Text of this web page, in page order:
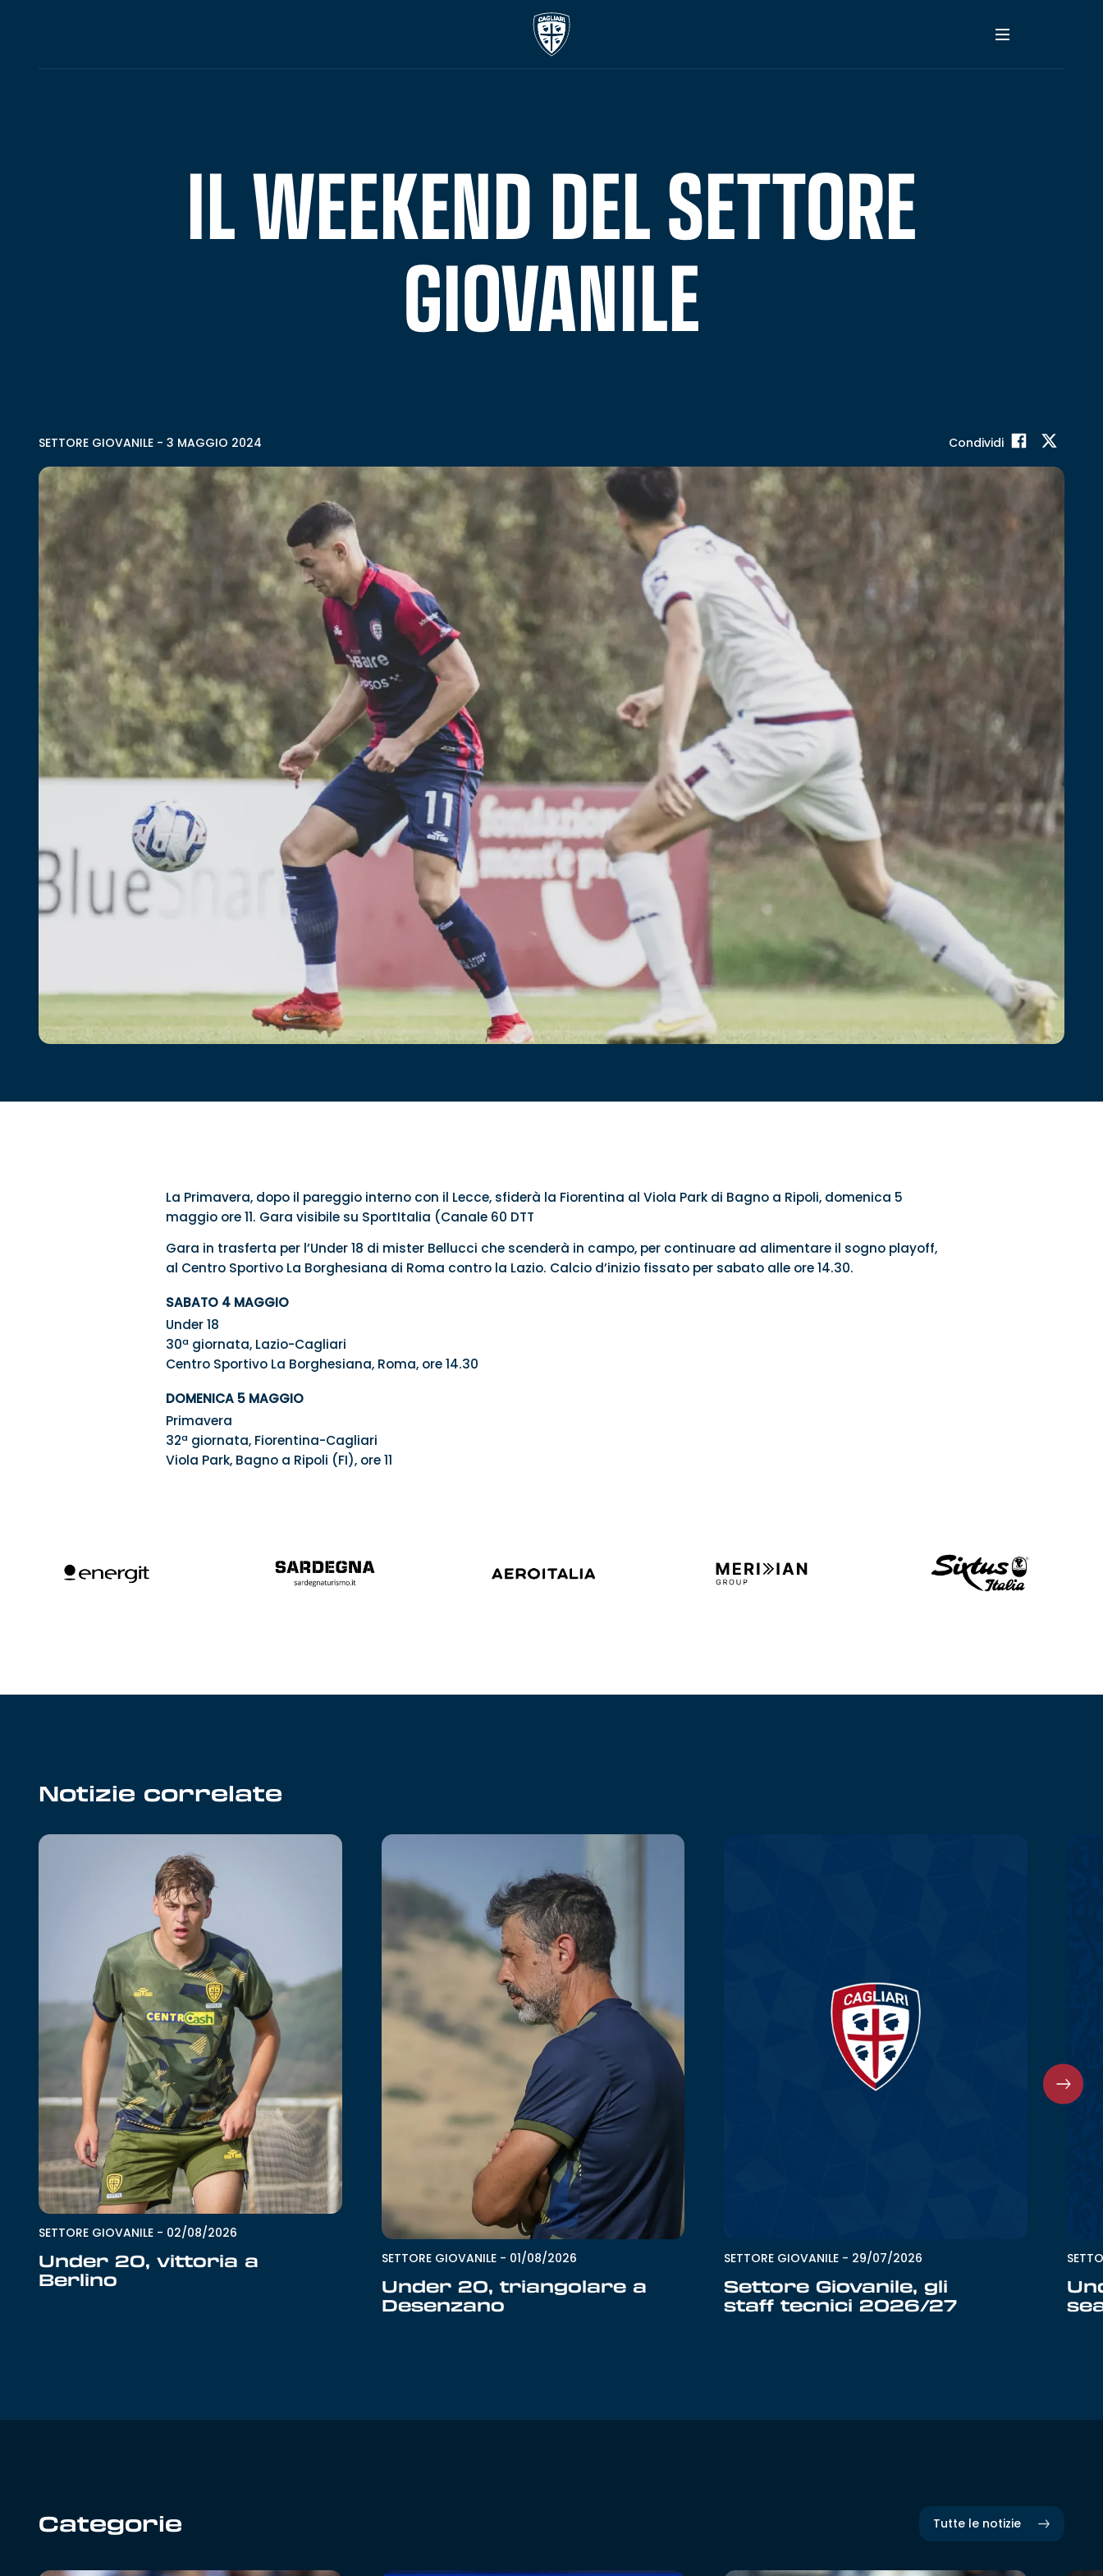
IL WEEKEND DEL SETTORE
GIOVANILE
SETTORE GIOVANILE - 3 MAGGIO 2024 Condividi
La Primavera, dopo il pareggio interno con il Lecce, sfiderà la Fiorentina al Viola Park di Bagno a Ripoli, domenica 5
maggio ore 11. Gara visibile su SportItalia (Canale 60 DTT
Gara in trasferta per l’Under 18 di mister Bellucci che scenderà in campo, per continuare ad alimentare il sogno playoff,
al Centro Sportivo La Borghesiana di Roma contro la Lazio. Calcio d’inizio fissato per sabato alle ore 14.30.
SABATO 4 MAGGIO
Under 18
30ª giornata, Lazio-Cagliari
Centro Sportivo La Borghesiana, Roma, ore 14.30
DOMENICA 5 MAGGIO
Primavera
32ª giornata, Fiorentina-Cagliari
Viola Park, Bagno a Ripoli (FI), ore 11
Notizie correlate
SETTORE GIOVANILE - 02/08/2026
Under 20, vittoria a
Berlino
SETTORE GIOVANILE - 01/08/2026
Under 20, triangolare a
Desenzano
SETTORE GIOVANILE - 29/07/2026
Settore Giovanile, gli
staff tecnici 2026/27
Categorie Tutte le notizie